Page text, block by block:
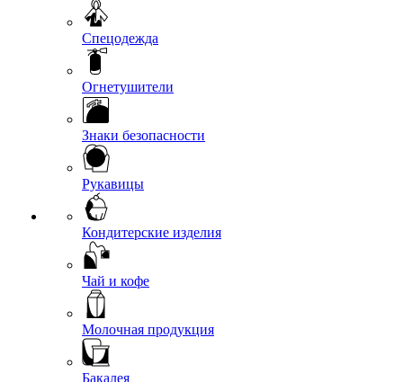
Спецодежда
Огнетушители
Знаки безопасности
Рукавицы
Кондитерские изделия
Чай и кофе
Молочная продукция
Бакалея